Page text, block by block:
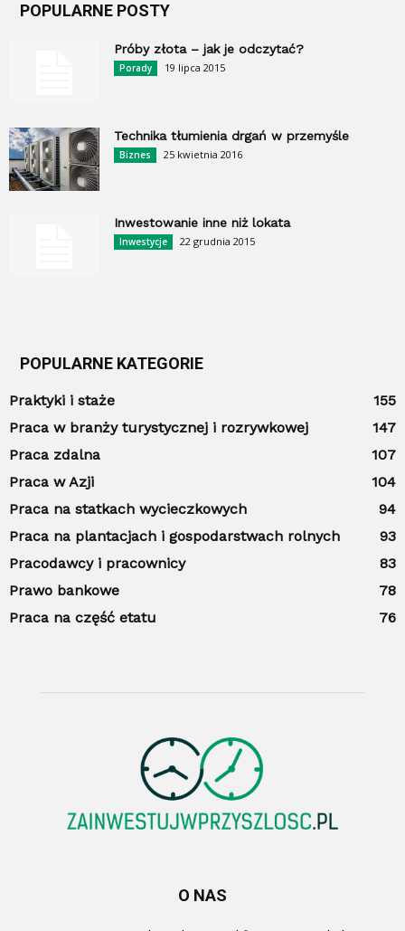
POPULARNE POSTY
Próby złota – jak je odczytać?
Porady 19 lipca 2015
Technika tłumienia drgań w przemyśle
Biznes 25 kwietnia 2016
Inwestowanie inne niż lokata
Inwestycje 22 grudnia 2015
POPULARNE KATEGORIE
Praktyki i staże
155
Praca w branży turystycznej i rozrywkowej
147
Praca zdalna
107
Praca w Azji
104
Praca na statkach wycieczkowych
94
Praca na plantacjach i gospodarstwach rolnych
93
Pracodawcy i pracownicy
83
Prawo bankowe
78
Praca na część etatu
76
O NAS